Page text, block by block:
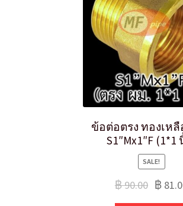
ข้อต่อตรง ทองเหลื
S1″Mx1″F (1*1
SALE!
฿90.00 ฿